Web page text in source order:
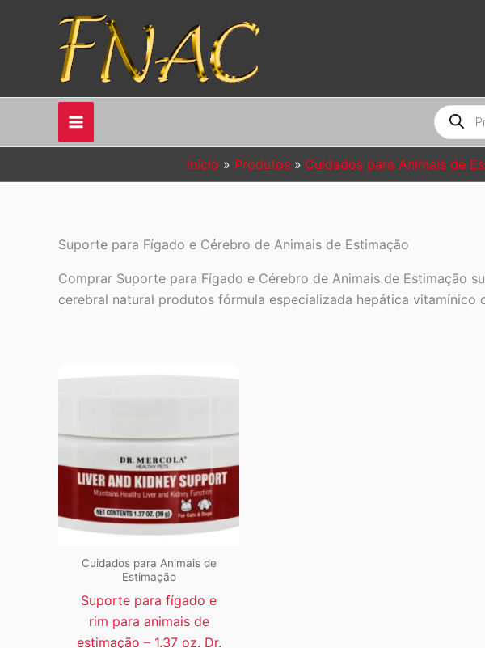
Pesquisar
produtos
Início Produtos Cuidados para Animais de
Suporte para Fígado e Cérebro de Animais de Estimação
Comprar Suporte para Fígado e Cérebro de Animais de Estimação
cerebral natural produtos fórmula especializada hepática vitamínico
Cuidados para Animais de
Estimação
Suporte para fígado e
rim para animais de
estimação – 1.37 oz. Dr.